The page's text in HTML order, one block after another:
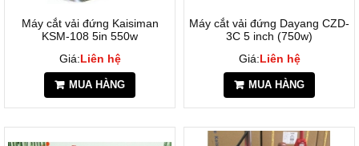
Máy cắt vải đứng Kaisiman
KSM-108 5in 550w
Giá:Liên hệ
MUA HÀNG
Máy cắt vải đứng Dayang CZD-
3C 5 inch (750w)
Giá:Liên hệ
MUA HÀNG